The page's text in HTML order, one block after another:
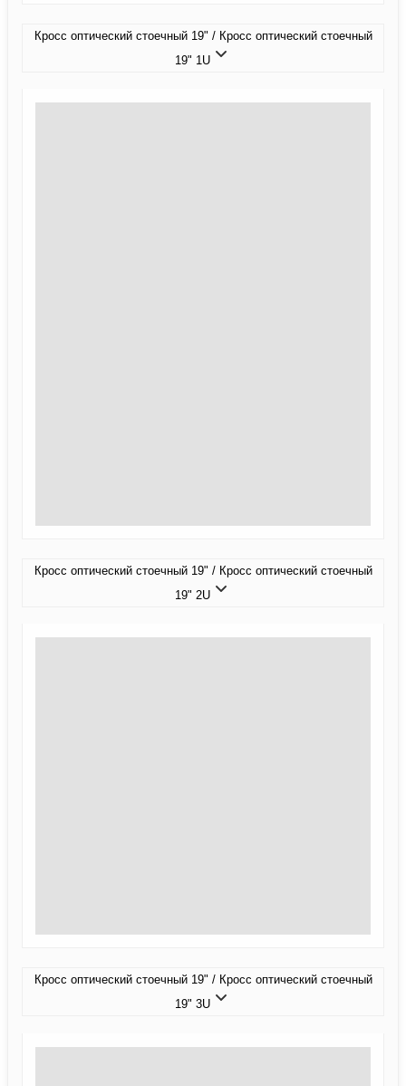
Кросс оптический стоечный 19" / Кросс оптический стоечный
19" 1U
Кросс оптический стоечный 19" / Кросс оптический стоечный
19" 2U
Кросс оптический стоечный 19" / Кросс оптический стоечный
19" 3U